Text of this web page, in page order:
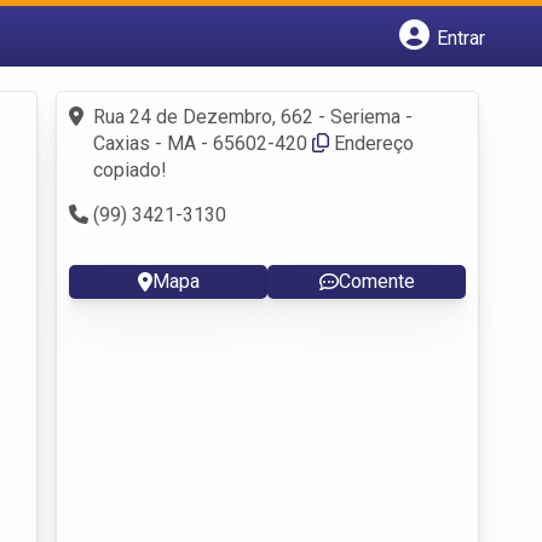
Entrar
Fazer login
Criar conta
Rua 24 de Dezembro, 662 - Seriema -
Caxias - MA - 65602-420
Endereço
copiado!
(99) 3421-3130
Mapa Comente